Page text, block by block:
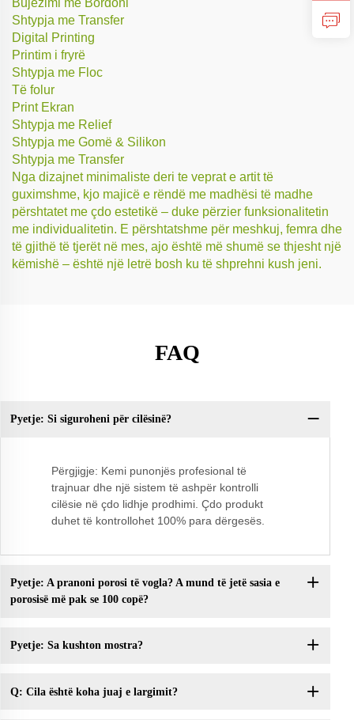
Shtypja me Transfer
Digital Printing
Printim i fryrë
Shtypja me Floc
Të folur
Print Ekran
Shtypja me Relief
Shtypja me Gomë & Silikon
Shtypja me Transfer
Nga dizajnet minimaliste deri te veprat e artit të
guximshme, kjo majicë e rëndë me madhësi të madhe
përshtatet me çdo estetikë – duke përzier funksionalitetin
me individualitetin. E përshtatshme për meshkuj, femra dhe
të gjithë të tjerët në mes, ajo është më shumë se thjesht një
këmishë – është një letrë bosh ku të shprehni kush jeni.
FAQ
Pyetje: Si siguroheni për cilësinë?
Përgjigje: Kemi punonjës profesional të
trajnuar dhe një sistem të ashpër kontrolli
cilësie në çdo lidhje prodhimi. Çdo produkt
duhet të kontrollohet 100% para dërgesës.
Pyetje: A pranoni porosi të vogla? A mund të jetë sasia e
porosisë më pak se 100 copë?
Pyetje: Sa kushton mostra?
Q: Cila është koha juaj e largimit?